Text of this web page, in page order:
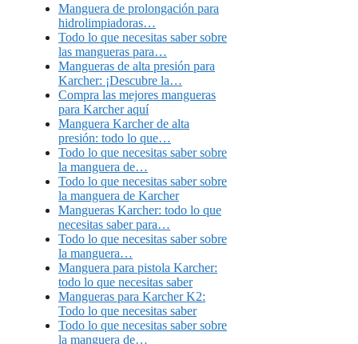
Manguera de prolongación para
hidrolimpiadoras…
Todo lo que necesitas saber sobre
las mangueras para…
Mangueras de alta presión para
Karcher: ¡Descubre la…
Compra las mejores mangueras
para Karcher aquí
Manguera Karcher de alta
presión: todo lo que…
Todo lo que necesitas saber sobre
la manguera de…
Todo lo que necesitas saber sobre
la manguera de Karcher
Mangueras Karcher: todo lo que
necesitas saber para…
Todo lo que necesitas saber sobre
la manguera…
Manguera para pistola Karcher:
todo lo que necesitas saber
Mangueras para Karcher K2:
Todo lo que necesitas saber
Todo lo que necesitas saber sobre
la manguera de…